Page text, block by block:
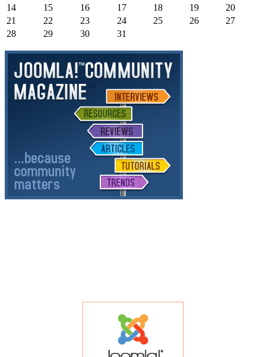
14
15 16 17 18 19
20
21
22 23 24 25 26
27
28
29 30 31